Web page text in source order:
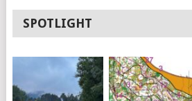
SPOTLIGHT